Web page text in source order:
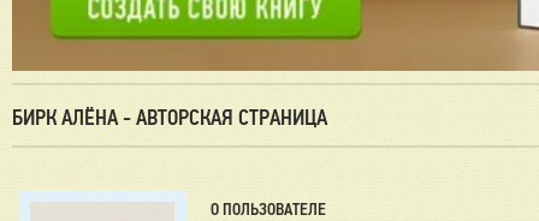
БИРК АЛЁНА - АВТОРСКАЯ СТРАНИЦА
О ПОЛЬЗОВАТЕЛЕ